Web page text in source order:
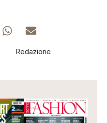
Redazione